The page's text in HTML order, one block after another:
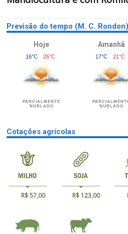
Previsão do tempo (M. C. Rondon)
Hoje
16°C 26°C
PARCIALMENTE
NUBLADO
Amanhã
17°C 21°C
NUBLADO
Cotações agrícolas
R$ 57,00 R$ 123,00